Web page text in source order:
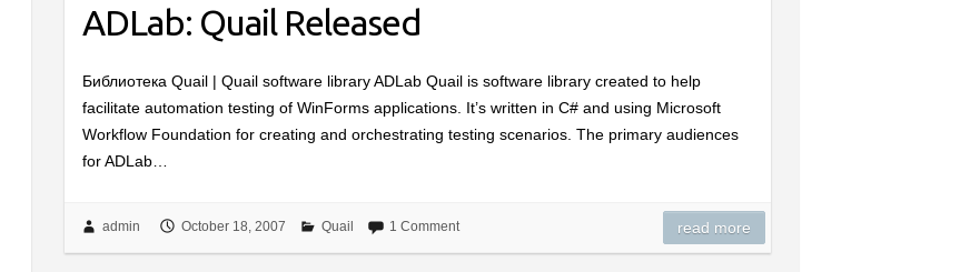
ADLab: Quail Released
Библиотека Quail | Quail software library ADLab Quail is software library created to help
facilitate automation testing of WinForms applications. It’s written in C# and using Microsoft
Workflow Foundation for creating and orchestrating testing scenarios. The primary audiences
for ADLab…
admin October 18, 2007 Quail 1 Comment read more